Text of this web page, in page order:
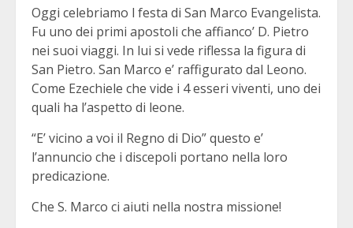
Oggi celebriamo l festa di San Marco Evangelista.
Fu uno dei primi apostoli che affianco’ D. Pietro
nei suoi viaggi. In lui si vede riflessa la figura di
San Pietro. San Marco e’ raffigurato dal Leono.
Come Ezechiele che vide i 4 esseri viventi, uno dei
quali ha l’aspetto di leone.
“E’ vicino a voi il Regno di Dio” questo e’
l’annuncio che i discepoli portano nella loro
predicazione.
Che S. Marco ci aiuti nella nostra missione!